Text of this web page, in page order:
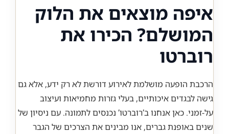
איפה מוצאים את הלוק
המושלם? הכירו את
רוברטו
הרכבת הופעה מושלמת לאירוע דורשת לא רק ידע, אלא גם
גישה לבגדים איכותיים, בעלי גזרות מחמיאות ועיצוב
על-זמני. כאן אנחנו ב’רוברטו’ נכנסים לתמונה. עם ניסיון של
שנים באופנת גברים, אנו מבינים את הצרכים של הגבר